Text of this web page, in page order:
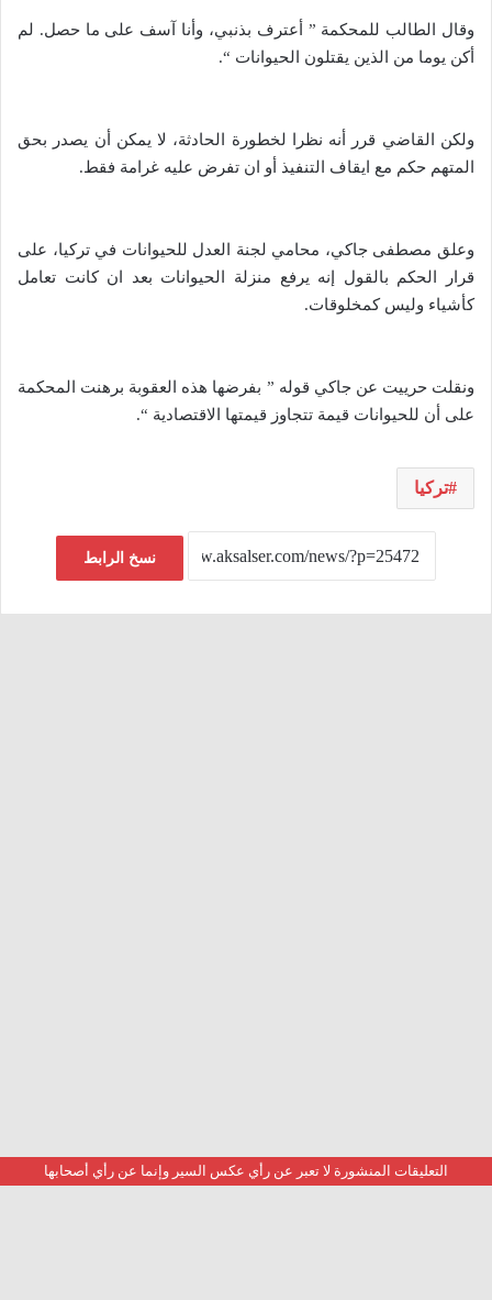
وقال الطالب للمحكمة ” أعترف بذنبي، وأنا آسف على ما حصل. لم
أكن يوما من الذين يقتلون الحيوانات “.
ولكن القاضي قرر أنه نظرا لخطورة الحادثة، لا يمكن أن يصدر بحق
المتهم حكم مع ايقاف التنفيذ أو ان تفرض عليه غرامة فقط.
وعلق مصطفى جاكي، محامي لجنة العدل للحيوانات في تركيا، على
قرار الحكم بالقول إنه يرفع منزلة الحيوانات بعد ان كانت تعامل
كأشياء وليس كمخلوقات.
ونقلت حرييت عن جاكي قوله ” بفرضها هذه العقوبة برهنت المحكمة
على أن للحيوانات قيمة تتجاوز قيمتها الاقتصادية “.
تركيا
نسخ الرابط
التعليقات المنشورة لا تعبر عن رأي عكس السير وإنما عن رأي أصحابها